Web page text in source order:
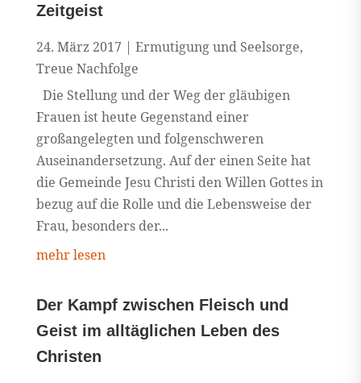
Zeitgeist
24. März 2017 | Ermutigung und Seelsorge,
Treue Nachfolge
Die Stellung und der Weg der gläubigen
Frauen ist heute Gegenstand einer
großangelegten und folgenschweren
Auseinandersetzung. Auf der einen Seite hat
die Gemeinde Jesu Christi den Willen Gottes in
bezug auf die Rolle und die Lebensweise der
Frau, besonders der...
mehr lesen
Der Kampf zwischen Fleisch und
Geist im alltäglichen Leben des
Christen